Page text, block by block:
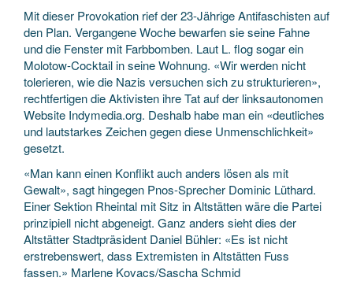
Mit dieser Provokation rief der 23-Jährige Antifaschisten auf
den Plan. Vergangene Woche bewarfen sie seine Fahne
und die Fenster mit Farbbomben. Laut L. flog sogar ein
Molotow-Cocktail in seine Wohnung. «Wir werden nicht
tolerieren, wie die Nazis versuchen sich zu strukturieren»,
rechtfertigen die Aktivisten ihre Tat auf der linksautonomen
Website Indymedia.org. Deshalb habe man ein «deutliches
und lautstarkes Zeichen gegen diese Unmenschlichkeit»
gesetzt.
«Man kann einen Konflikt auch anders lösen als mit
Gewalt», sagt hingegen Pnos-Sprecher Dominic Lüthard.
Einer Sektion Rheintal mit Sitz in Altstätten wäre die Partei
prinzipiell nicht abgeneigt. Ganz anders sieht dies der
Altstätter Stadtpräsident Daniel Bühler: «Es ist nicht
erstrebenswert, dass Extremisten in Altstätten Fuss
fassen.» Marlene Kovacs/Sascha Schmid